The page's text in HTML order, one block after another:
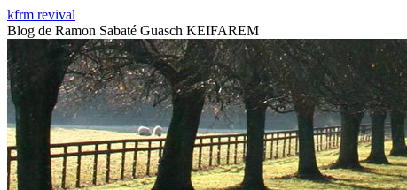
Vés
al
contingut
kfrm revival
Blog de Ramon Sabaté Guasch KEIFAREM